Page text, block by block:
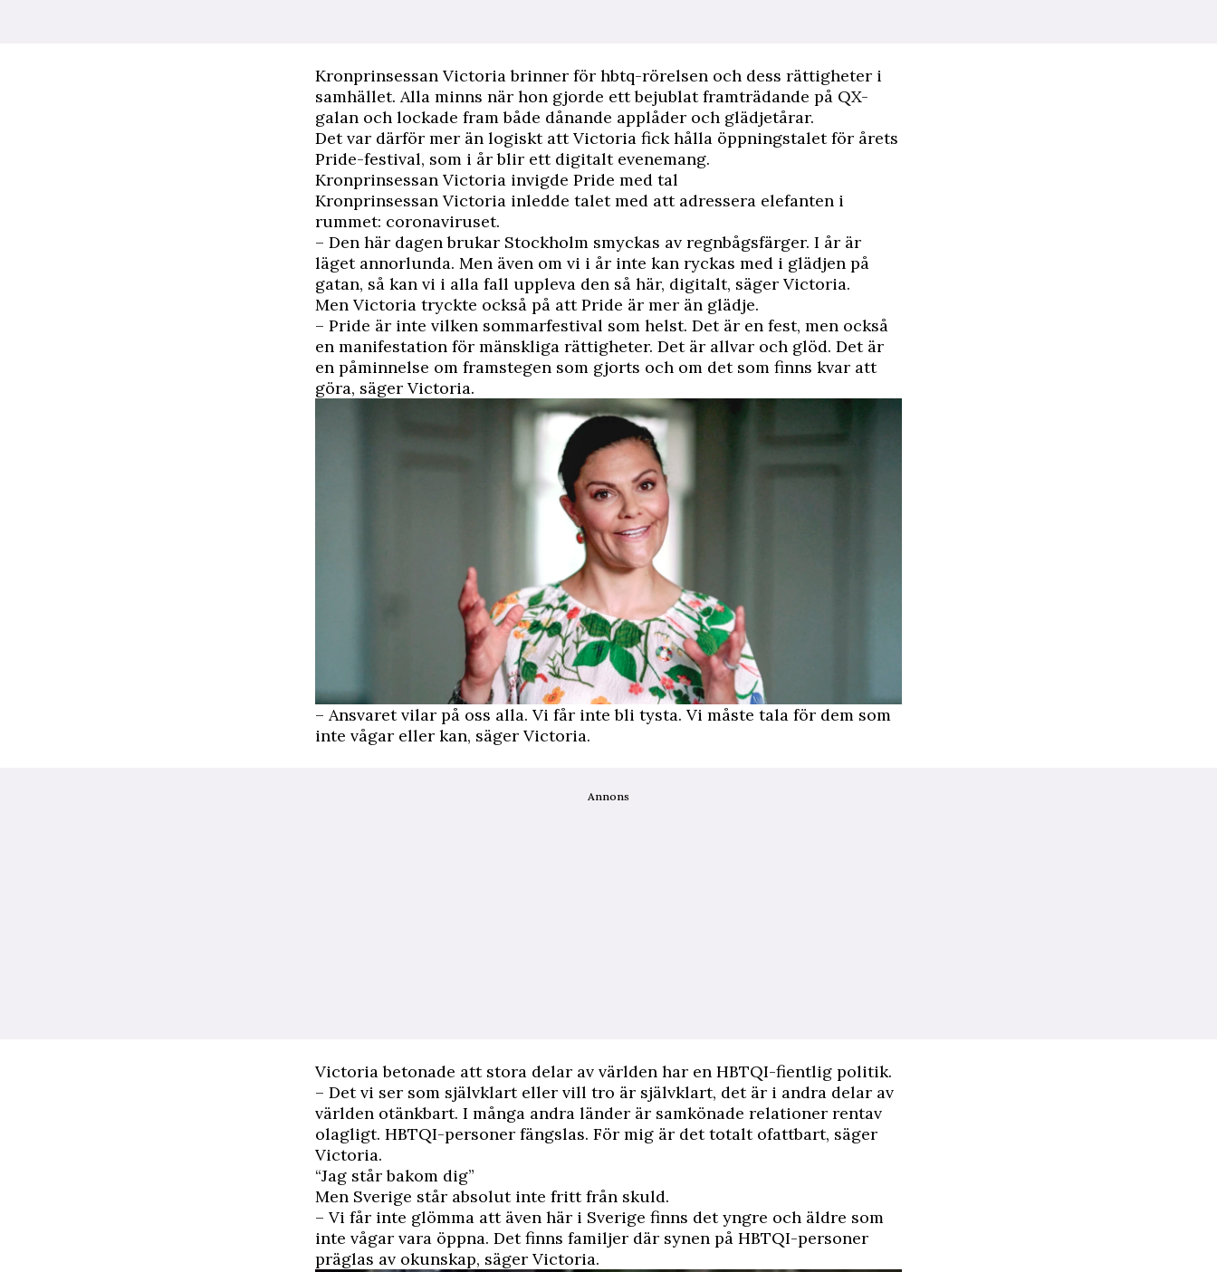
Kronprinsessan Victoria brinner för hbtq-rörelsen och dess rättigheter i
samhället. Alla minns när hon gjorde ett bejublat framträdande på QX-
galan och lockade fram både dånande applåder och glädjetårar.
Det var därför mer än logiskt att Victoria fick hålla öppningstalet för årets
Pride-festival, som i år blir ett digitalt evenemang.
Kronprinsessan Victoria invigde Pride med tal
Kronprinsessan Victoria inledde talet med att adressera elefanten i
rummet: coronaviruset.
– Den här dagen brukar Stockholm smyckas av regnbågsfärger. I år är
läget annorlunda. Men även om vi i år inte kan ryckas med i glädjen på
gatan, så kan vi i alla fall uppleva den så här, digitalt, säger Victoria.
Men Victoria tryckte också på att Pride är mer än glädje.
– Pride är inte vilken sommarfestival som helst. Det är en fest, men också
en manifestation för mänskliga rättigheter. Det är allvar och glöd. Det är
en påminnelse om framstegen som gjorts och om det som finns kvar att
göra, säger Victoria.
– Ansvaret vilar på oss alla. Vi får inte bli tysta. Vi måste tala för dem som
inte vågar eller kan, säger Victoria.
Annons
Victoria betonade att stora delar av världen har en HBTQI-fientlig politik.
– Det vi ser som självklart eller vill tro är självklart, det är i andra delar av
världen otänkbart. I många andra länder är samkönade relationer rentav
olagligt. HBTQI-personer fängslas. För mig är det totalt ofattbart, säger
Victoria.
“Jag står bakom dig”
Men Sverige står absolut inte fritt från skuld.
– Vi får inte glömma att även här i Sverige finns det yngre och äldre som
inte vågar vara öppna. Det finns familjer där synen på HBTQI-personer
präglas av okunskap, säger Victoria.